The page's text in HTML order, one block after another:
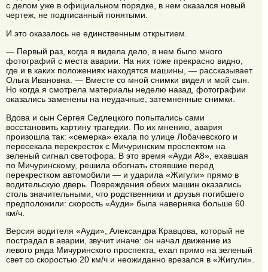
с делом уже в официальном порядке, в нем оказался новый
чертеж, не подписанный понятыми.
И это оказалось не единственным открытием.
— Первый раз, когда я видела дело, в нем было много
фотографий с места аварии. На них тоже прекрасно видно,
где и в каких положениях находятся машины, — рассказывает
Ольга Ивановна. — Вместе со мной снимки видел и мой сын.
Но когда я смотрела материалы неделю назад, фотографии
оказались заменены на неудачные, затемненные снимки.
Вдова и сын Сергея Седлецкого попытались сами
восстановить картину трагедии. По их мнению, авария
произошла так: «семерка» ехала по улице Лобачевского и
пересекала перекресток с Мичуринским проспектом на
зеленый сигнал светофора. В это время «Ауди А8», ехавшая
по Мичуринскому, решила обогнать стоявшие перед
перекрестком автомобили — и ударила «Жигули» прямо в
водительскую дверь. Повреждения обеих машин оказались
столь значительными, что родственники и друзья погибшего
предположили: скорость «Ауди» была наверняка больше 60
км/ч.
Версия водителя «Ауди», Александра Кравцова, который не
пострадал в аварии, звучит иначе: он начал движение из
левого ряда Мичуринского проспекта, ехал прямо на зеленый
свет со скоростью 20 км/ч и неожиданно врезался в «Жигули».